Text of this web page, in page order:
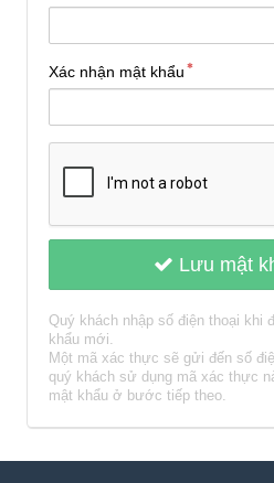
Xác nhận mật khẩu
Lưu mật
Quý khách nhập số điện thoại khi
khẩu mới.
Một mã xác thực sẽ gửi đến số
quý khách sử dụng mã xác thực
mật khẩu ở bước tiếp theo.